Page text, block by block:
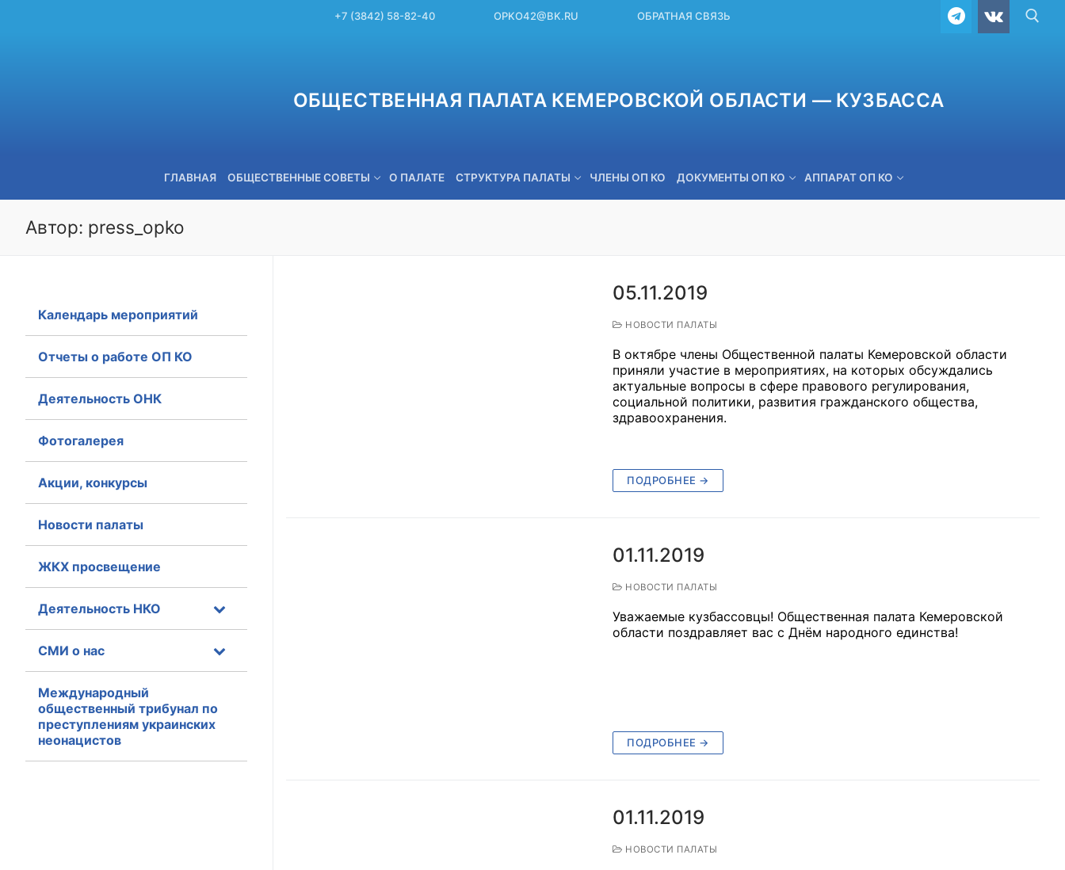
+7 (3842) 58-82-40 OPKO42@BK.RU ОБРАТНАЯ СВЯЗЬ
ОБЩЕСТВЕННАЯ ПАЛАТА КЕМЕРОВСКОЙ ОБЛАСТИ — КУЗБАССА
ГЛАВНАЯ ОБЩЕСТВЕННЫЕ СОВЕТЫ О ПАЛАТЕ СТРУКТУРА ПАЛАТЫ ЧЛЕНЫ ОП КО ДОКУМЕНТЫ ОП КО АППАРАТ ОП КО
Автор: press_opko
05.11.2019
НОВОСТИ ПАЛАТЫ
В октябре члены Общественной палаты Кемеровской области
приняли участие в мероприятиях, на которых обсуждались
актуальные вопросы в сфере правового регулирования,
социальной политики, развития гражданского общества,
здравоохранения.
ПОДРОБНЕЕ →
01.11.2019
НОВОСТИ ПАЛАТЫ
Уважаемые кузбассовцы! Общественная палата Кемеровской
области поздравляет вас с Днём народного единства!
ПОДРОБНЕЕ →
01.11.2019
НОВОСТИ ПАЛАТЫ
Календарь мероприятий
Отчеты о работе ОП КО
Деятельность ОНК
Фотогалерея
Акции, конкурсы
Новости палаты
ЖКХ просвещение
Деятельность НКО
СМИ о нас
Международный
общественный трибунал по
преступлениям украинских
неонацистов